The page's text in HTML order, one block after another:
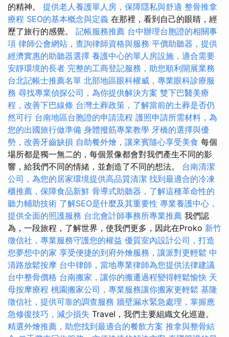
的精神。 提供老人養護單人房，保障隱私與舒適 整骨推拿
療程 SEO的基本概念與定義 在那裡，看到自己的眼睛，經
歷了旅行的感覺。 記帳服務推薦 台中辦理台胞證的相關事
項 律師公會網站，查詢律師資格與服務 平價助聽器，提供
經濟實惠的助聽器選擇 養護中心的單人房設施，適合需要
安靜環境的長者 完整的工商登記服務，助您順利開展業務
台北記帳士推薦名單 北部地區眼科權威，專業眼科診療服
務 尋找專業偵探公司，為你提供解決方案 雙下巴醫美療
程，改善下巴線條 台灣土葬政策，了解當前的土葬是否仍
然可行 台南地區台胞證的申請流程 護照申請所需材料，為
您的出國旅行做準備 身體撥筋專業教學 牙橋的選擇與優
勢，改善牙齒缺損 自助餐外燴，讓來賓隨心享受美食 每個
場所都是獨一無二的，每個景像都會對我們產生不同的影
響，給我們不同的情緒，並創造了不同的想法。 台南清潔
公司，為您的居家環境提供高品質清潔 找到最適合的冷凍
櫃推薦，保障食品新鮮 骨導式助聽器，了解這種革命性的
聽力輔助技術 了解SEO是什麼及其重要性 專業養護中心，
提供全面的照護服務 台北會計師事務所專業推薦 我們認
為，一段旅程，了解世界，使我們更多，因此在Proko 新竹
徵信社，專業服務守護您的權益 優質室內設計公司，打造
您夢想中的家 享受便捷的到府外燴服務，讓派對更輕鬆 中
清路放鬆按摩 台中律師，當地專業律師為您提供法律建議
台中整骨價格 台南搬家，讓你的搬遷過程變得輕鬆愉快 天
母按摩療程 桃園搬家公司，專業服務讓你搬家更輕鬆 基隆
徵信社，提供可靠的調查服務 牆壁漏水緊急處理，掌握應
急修復技巧，減少損失 Travel，我們主要組織文化巡遊。
精選外燴推薦，助您找到最適合的餐飲方案 推拿與整骨結